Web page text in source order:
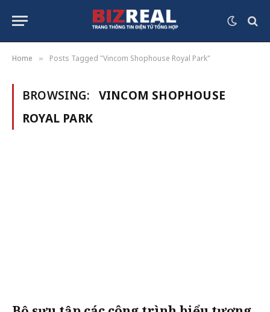
Home » Posts Tagged "Vincom Shophouse Royal Park"
BROWSING:
VINCOM SHOPHOUSE
ROYAL PARK